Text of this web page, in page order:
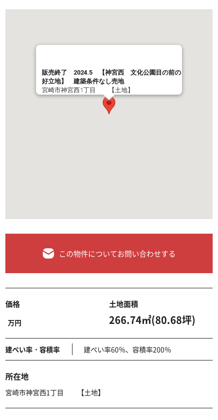
販売終了 2024.5 【神宮西 文化公園目の前の
好立地】 建築条件なし売地
宮崎市神宮西1丁目 【土地】
この物件についてお問い合わせする
価格
万円
土地面積
266.74㎡(80.68坪)
建ぺい率・容積率 建ぺい率60％、容積率200％
所在地
宮崎市神宮西1丁目 【土地】